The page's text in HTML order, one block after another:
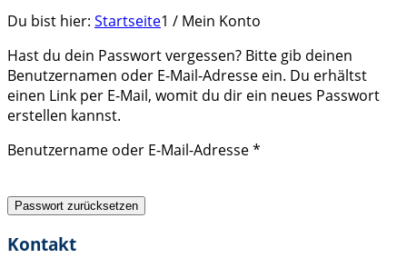
Du bist hier: Startseite1 / Mein Konto
Hast du dein Passwort vergessen? Bitte gib deinen
Benutzernamen oder E-Mail-Adresse ein. Du erhältst
einen Link per E-Mail, womit du dir ein neues Passwort
erstellen kannst.
Benutzername oder E-Mail-Adresse*
Passwort zurücksetzen
Kontakt